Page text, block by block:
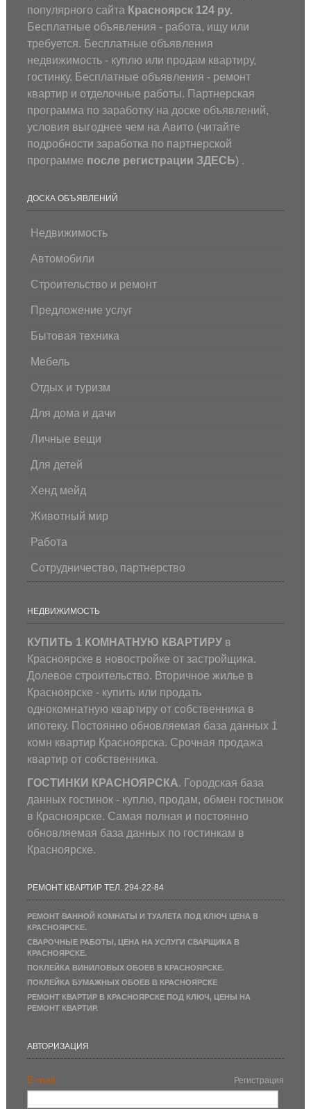
популярного сайта Красноярск 124 ру.
Бесплатные объявления - работа, ищу или
требуется. Бесплатные объявления
недвижимость - куплю или продам квартиру,
гостинку. Бесплатные объявления - ремонт
квартир и отделочные работы. Партнерская
программа по заработку на доске объявлений,
условия выгоднее чем на Авито (читайте
подробности заработка по партнерской
программе после регистрации ЗДЕСЬ) .
ДОСКА ОБЪЯВЛЕНИЙ
Недвижимость
Автомобили
Строительство и ремонт
Предложение услуг
Бытовая техника
Мебель
Отдых и туризм
Для дома и дачи
Личные вещи
Для детей
Хенд мейд
Животный мир
Работа
Сотрудничество, партнерство
НЕДВИЖИМОСТЬ
КУПИТЬ 1 КОМНАТНУЮ КВАРТИРУв
Красноярске в новостройке от застройщика.
Долевое строительство. Вторичное жилье в
Красноярске - купить или продать
однокомнатную квартиру от собственника в
ипотеку. Постоянно обновляемая база данных 1
комн квартир Красноярска. Срочная продажа
квартир от собственника.
ГОСТИНКИ КРАСНОЯРСКА. Городская база
данных гостинок - куплю, продам, обмен гостинок
в Красноярске. Самая полная и постоянно
обновляемая база данных по гостинкам в
Красноярске.
РЕМОНТ КВАРТИР ТЕЛ. 294-22-84
РЕМОНТ ВАННОЙ КОМНАТЫ И ТУАЛЕТА ПОД КЛЮЧ ЦЕНА В
КРАСНОЯРСКЕ.
СВАРОЧНЫЕ РАБОТЫ, ЦЕНА НА УСЛУГИ СВАРЩИКА В
КРАСНОЯРСКЕ.
ПОКЛЕЙКА ВИНИЛОВЫХ ОБОЕВ В КРАСНОЯРСКЕ.
ПОКЛЕЙКА БУМАЖНЫХ ОБОЕВ В КРАСНОЯРСКЕ
РЕМОНТ КВАРТИР В КРАСНОЯРСКЕ ПОД КЛЮЧ, ЦЕНЫ НА
РЕМОНТ КВАРТИР.
АВТОРИЗАЦИЯ
E-mail: Регистрация